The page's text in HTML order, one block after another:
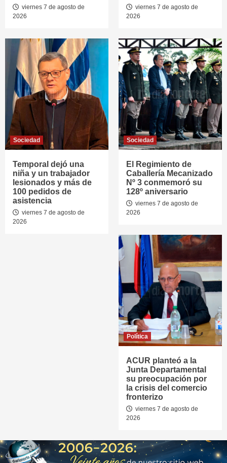
viernes 7 de agosto de
2026
viernes 7 de agosto de
2026
Sociedad
Temporal dejó una
niña y un trabajador
lesionados y más de
100 pedidos de
asistencia
viernes 7 de agosto de
2026
Sociedad
El Regimiento de
Caballería Mecanizado
Nº 3 conmemoró su
128º aniversario
viernes 7 de agosto de
2026
Política
ACUR planteó a la
Junta Departamental
su preocupación por
la crisis del comercio
fronterizo
viernes 7 de agosto de
2026